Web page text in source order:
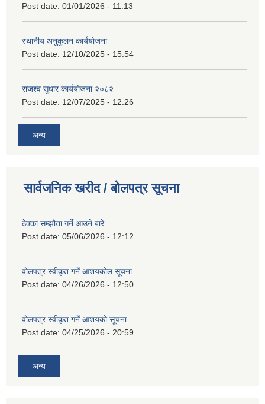
Post date: 01/01/2026 - 11:13
स्थानीय अनुकुलन कार्ययोजना
Post date: 12/10/2025 - 15:54
राजश्व सुधार कार्ययोजना २०८२
Post date: 12/07/2025 - 12:26
अन्य
सार्वजनिक खरीद / बोलपत्र सूचना
ठेक्का सम्झौता गर्ने आउने बारे
Post date: 05/06/2026 - 12:12
वोलपत्र स्वीकृत गर्ने आशयकोल सूचना
Post date: 04/26/2026 - 12:50
वोलपत्र स्वीकृत गर्ने आशयको सूचना
Post date: 04/25/2026 - 20:59
अन्य